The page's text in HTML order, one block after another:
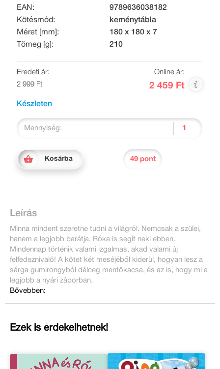
EAN:
9789636038182
Kötésmód:
keménytábla
Méret [mm]:
180 x 180 x 7
Tömeg [g]:
210
Eredeti ár:
2 999 Ft
Online ár:
2 459 Ft
Készleten
Mennyiség:
Kosárba 49 pont
Leírás
Minna mindent szeretne tudni a világról. Nemcsak a szülei,
hanem a legjobb barátja, Róka is segít neki ebben.
Mindennap történik valami izgalmas, akad valami új
felfedeznivaló! A kötet két meséjéből kiderül, hogyan lesz a
sárga gumirongyból délceg mentőkacsa, és az is, hogy mi a
legjobb a nyári záporban.
Bővebben:
Ezek is érdekelhetnek!